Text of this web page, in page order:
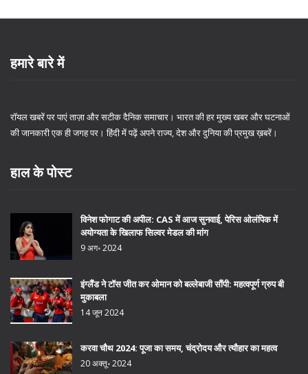
हमारे बारे में
रॉयल खबरें पर पाएं ताज़ा और सटीक दैनिक समाचार। भारत की हर मुख्य खबर और घटनाओं
की जानकारी एक ही जगह पर। हिंदी में पढ़ें अपने राज्य, देश और दुनिया की प्रमुख ख़बरें।
हाल के पोस्ट
विनेश फोगाट की अपील: CAS में आज सुनवाई, पेरिस ओलंपिक में
अयोग्यता के खिलाफ सिल्वर मेडल की मांग
9 अग॰ 2024
इंग्लैंड ने टॉस जीत कर ओमान को बल्लेबाजी सौंपी: महत्वपूर्ण ग्रुप बी
मुकाबला
14 जून 2024
करवा चौथ 2024: पूजा का समय, चंद्रोदय और त्यौहार का महत्व
20 अक्तू॰ 2024